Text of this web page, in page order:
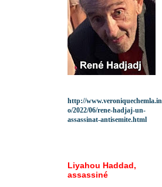
http://
o/2022/06/rene-hadjaj-un-
assassinat-antisemite.html
Liyahou Haddad,
assassiné